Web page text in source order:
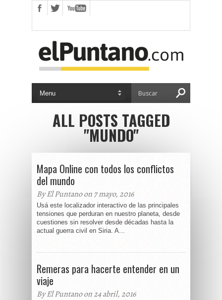
ALL POSTS TAGGED
"MUNDO"
Mapa Online con todos los conflictos
del mundo
By El Puntano on 7 mayo, 2016
Usá este localizador interactivo de las principales
tensiones que perduran en nuestro planeta, desde
cuestiones sin resolver desde décadas hasta la
actual guerra civil en Siria. A...
Remeras para hacerte entender en un
viaje
By El Puntano on 24 abril, 2016